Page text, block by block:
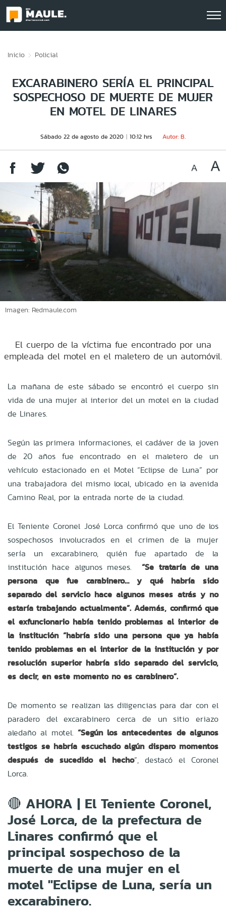
Inicio Policial
EXCARABINERO SERÍA EL PRINCIPAL
SOSPECHOSO DE MUERTE DE MUJER
EN MOTEL DE LINARES
Sábado 22 de agosto de 2020 10:12 hrs Autor: B.
Imagen: Redmaule.com
El cuerpo de la víctima fue encontrado por una
empleada del motel en el maletero de un automóvil.
La mañana de este sábado se encontró el cuerpo sin
vida de una mujer al interior del un motel en la ciudad
de Linares.
Según las primera informaciones, el cadáver de la joven
de 20 años fue encontrado en el maletero de un
vehículo estacionado en el Motel “Eclipse de Luna” por
una trabajadora del mismo local, ubicado en la avenida
Camino Real, por la entrada norte de la ciudad.
El Teniente Coronel José Lorca confirmó que uno de los
sospechosos involucrados en el crimen de la mujer
sería un excarabinero, quién fue apartado de la
institución hace algunos meses.
“Se trataría de una
persona que fue carabinero… y qué habría sido
separado del servicio hace algunos meses atrás y no
estaría trabajando actualmente”. Además, confirmó que
el exfuncionario había tenido problemas al interior de
la institución “habría sido una persona que ya había
tenido problemas en el interior de la institución y por
resolución superior habría sido separado del servicio,
es decir, en este momento no es carabinero”.
De momento se realizan las diligencias para dar con el
paradero del excarabinero cerca de un sitio eriazo
aledaño al motel. “Según los antecedentes de algunos
testigos se habría escuchado algún disparo momentos
después de sucedido el hecho”, destacó el Coronel
Lorca.
🔴 AHORA | El Teniente Coronel,
José Lorca, de la prefectura de
Linares confirmó que el
principal sospechoso de la
muerte de una mujer en el
motel "Eclipse de Luna, sería un
excarabinero.